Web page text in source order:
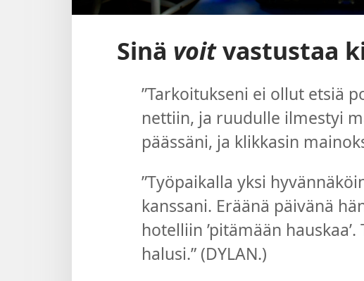
Sinä voitvastustaa
”Tarkoitukseni ei ollut etsiä
nettiin, ja ruudulle ilmestyi
päässäni, ja klikkasin
”Työpaikalla yksi
kanssani. Eräänä päivänä
hotelliin ’pitämään
halusi.” (DYLAN.)